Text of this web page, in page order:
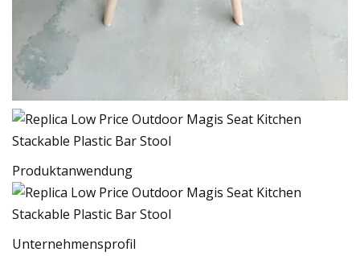
Produktanwendung
Unternehmensprofil